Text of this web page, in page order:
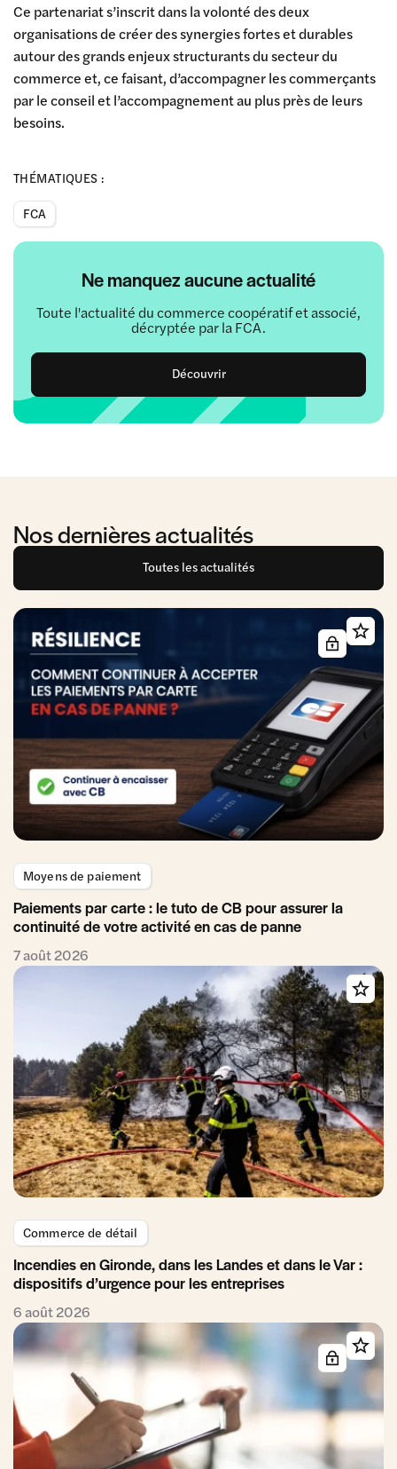
THÉMATIQUES :
FCA
Ne manquez aucune actualité
Toute l'actualité du commerce coopératif et associé,
décryptée par la FCA.
Découvrir
Ce partenariat s’inscrit dans la volonté des deux
organisations de créer des synergies fortes et durables
autour des grands enjeux structurants du secteur du
commerce et, ce faisant, d’accompagner les commerçants
par le conseil et l’accompagnement au plus près de leurs
besoins.
Nos dernières actualités
Toutes les actualités
Moyens de paiement
Paiements par carte : le tuto de CB pour assurer la
continuité de votre activité en cas de panne
7 août 2026
Commerce de détail
Incendies en Gironde, dans les Landes et dans le Var :
dispositifs d’urgence pour les entreprises
6 août 2026